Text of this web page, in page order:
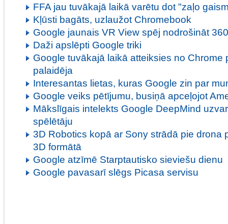
FFA jau tuvākajā laikā varētu dot "zaļo
Kļūsti bagāts, uzlaužot Chromebook
Google jaunais VR View spēj nodrošināt
Daži apslēpti Google triki
Google tuvākajā laikā atteiksies no Chrome
palaidēja
Interesantas lietas, kuras Google zin par
Google veiks pētījumu, busiņā apceļojot
Mākslīgais intelekts Google DeepMind
spēlētāju
3D Robotics kopā ar Sony strādā pie drona
3D formātā
Google atzīmē Starptautisko sieviešu dienu
Google pavasarī slēgs Picasa servisu